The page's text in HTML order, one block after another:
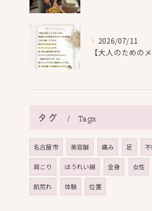
2026/07/11
タグ Tags
名古屋市 美容鍼 痛み 足
肩こり ほうれい線 全身 女性
肌荒れ 体験 位置